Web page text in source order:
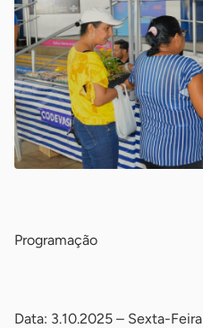
Programação
Data: 3.10.2025 – Sexta-Feira